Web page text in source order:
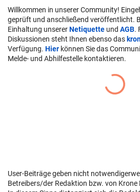
Willkommen in unserer Community!
geprüft und anschließend veröffentlicht.
Einhaltung unsererNetiquette und AGB.
Diskussionen steht Ihnen ebenso das
Verfügung. Hier können Sie das
Melde- und Abhilfestelle kontaktieren.
User-Beiträge geben nicht
Betreibers/der Redaktion bzw. von